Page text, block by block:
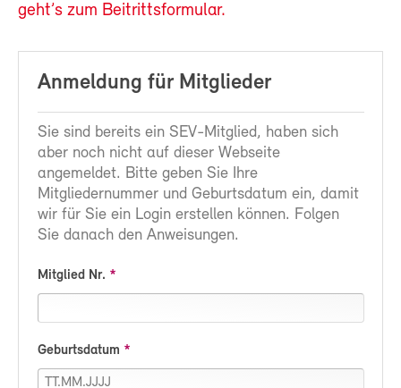
geht’s zum Beitrittsformular.
Anmeldung für Mitglieder
Sie sind bereits ein SEV-Mitglied, haben sich
aber noch nicht auf dieser Webseite
angemeldet. Bitte geben Sie Ihre
Mitgliedernummer und Geburtsdatum ein, damit
wir für Sie ein Login erstellen können. Folgen
Sie danach den Anweisungen.
Mitglied Nr.
Geburtsdatum